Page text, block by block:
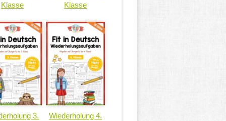
Klasse
Klasse
3.
Wiederholung 4.